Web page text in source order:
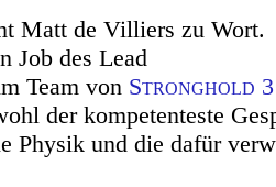
Matt de Villiers zu Wort.
Job des Lead
Team von Stronghold 3
der kompetenteste
Physik und die dafür